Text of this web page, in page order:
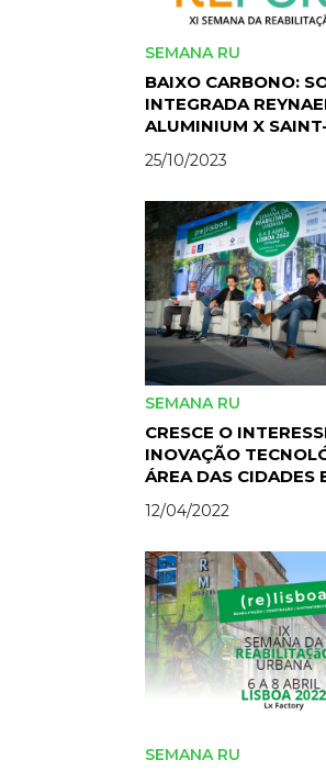
SEMANA RU
BAIXO CARBONO:
INTEGRADA
ALUMINIUM X
25/10/2023
SEMANA RU
CRESCE O
INOVAÇÃO
ÁREA DAS CIDADES
HABITAÇÃO
12/04/2022
SEMANA RU